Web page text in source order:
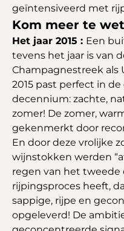
geïntensiveerd met
Kom meer te
Het jaar 2015 : Een
tevens het jaar is van
Champagnestreek als
2015 past perfect in
decennium: zachte,
zomer! De zomer,
gekenmerkt door
En door deze vrolijke
wijnstokken werden
regen van het tweede
rijpingsproces heeft,
sappige, rijpe en
opgeleverd! De